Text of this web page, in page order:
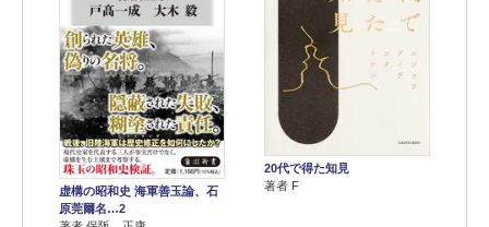
虚構の昭和史 海軍善玉論、石
原莞爾名…2
20代で得た知見
著者 F